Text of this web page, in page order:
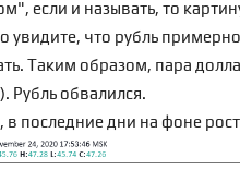
если и называть, то
увидите, что рубль
Таким образом, пара
Рубль обвалился.
в последние дни на фоне